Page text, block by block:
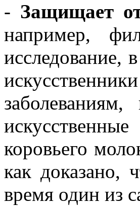
- Защищает
например,
исследование,
коровьего
как доказано,
время один из